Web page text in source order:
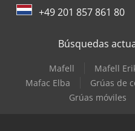
+49 201 857 861 80
Búsquedas
Mafell Mafell
Mafac Elba
Grúas de
Grúas móviles